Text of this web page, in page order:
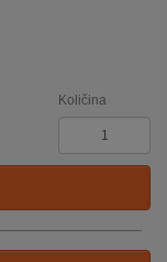
Količina